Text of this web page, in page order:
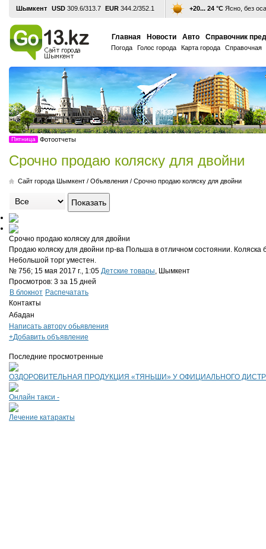
Шымкент USD 309.6/313.7 EUR 344.2/352.1 +20... 24 °С Ясно, без
Главная Новости Авто Справочник
Погода Голос города Карта города Справочная
Пятница Фотоотчеты
Срочно продаю коляску для двойни
Cайт города Шымкент / Объявления / Срочно продаю коляску для двойни
Срочно продаю коляску для двойни
Продаю коляску для двойни пр-ва Польша в отличном состоянии.
Небольшой торг уместен.
№ 756; 15 мая 2017 г., 1:05 Детские товары, Шымкент
Просмотров: 3 за 15 дней
В блокнот Распечатать
Контакты
Абадан
Написать автору обьявления
+Добавить объявление
Последние просмотренные
ОЗДОРОВИТЕЛЬНАЯ ПРОДУКЦИЯ «ТЯНЬШИ» У ОФИЦИАЛЬНОГО
Онлайн такси -
Лечение катаракты